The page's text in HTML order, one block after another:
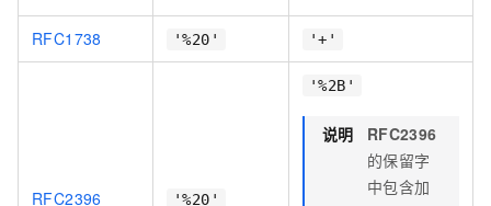
RFC1738 '%20' '+'
RFC2396 '%20'
'%2B'
说明
RFC2396
的保留字
中包含加